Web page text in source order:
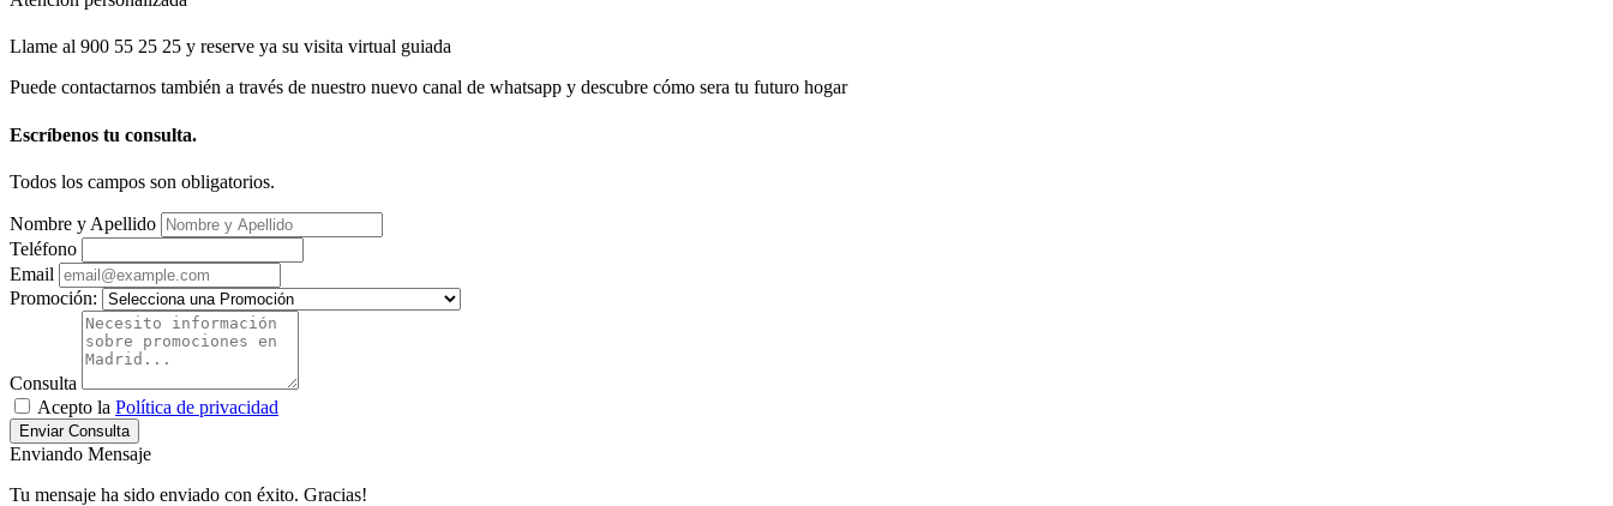
Llame al 900 55 25 25 y reserve ya su visita virtual guiada
Puede contactarnos también a través de nuestro nuevo canal de whatsapp y descubre cómo sera tu futuro hogar
Escríbenos tu consulta.
Todos los campos son obligatorios.
Nombre y Apellido
Teléfono
Email
Promoción:
Consulta
Acepto la Política de privacidad
Enviar Consulta
Enviando Mensaje
Tu mensaje ha sido enviado con éxito. Gracias!